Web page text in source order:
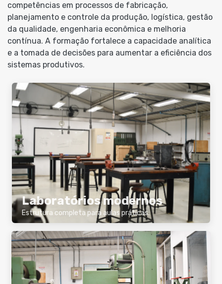
competências em processos de fabricação,
planejamento e controle da produção, logística, gestão
da qualidade, engenharia econômica e melhoria
contínua. A formação fortalece a capacidade analítica
e a tomada de decisões para aumentar a eficiência dos
sistemas produtivos.
Laboratórios modernos
Estrutura completa para aulas práticas.